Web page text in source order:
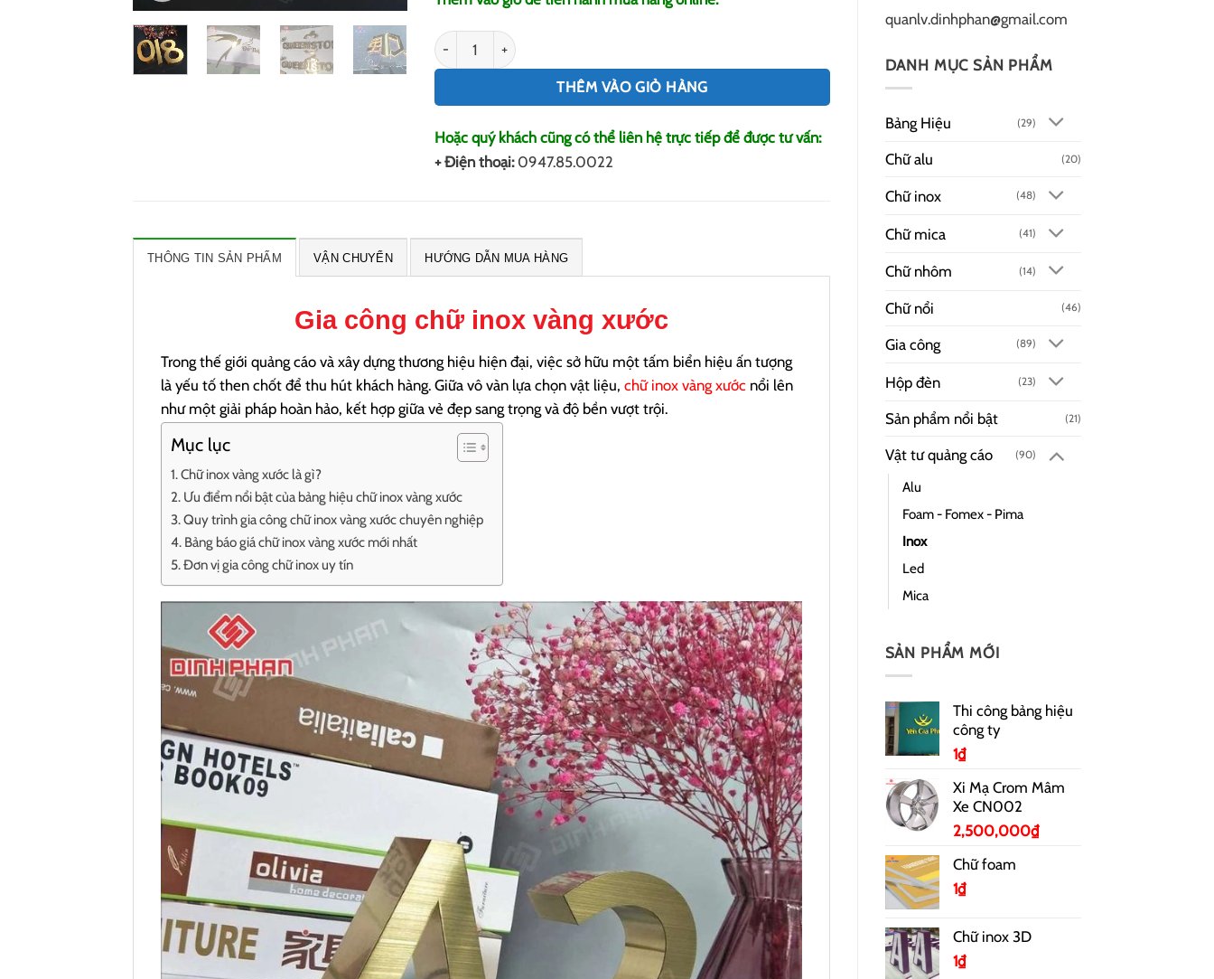
quanlv.dinhphan@gmail.com
DANH MỤC SẢN PHẨM
Bảng Hiệu (29)
Chữ alu (20)
Chữ inox (48)
Chữ mica (41)
Chữ nhôm (14)
Chữ nổi (46)
Gia công (89)
Hộp đèn (23)
Sản phẩm nổi bật (21)
Vật tư quảng cáo (90)
Alu
Foam - Fomex - Pima
Inox
Led
Mica
SẢN PHẨM MỚI
Thi công bảng hiệu
công ty
1₫
Xi Mạ Crom Mâm
Xe CN002
2,500,000₫
Chữ foam
1₫
Chữ inox 3D
1₫
Chữ inox vàng xước số lượng
THÊM VÀO GIỎ HÀNG
Hoặc quý khách cũng có thể liên hệ trực tiếp để được tư vấn:
+ Điện thoại: 0947.85.0022
THÔNG TIN SẢN PHẨM VẬN CHUYỂN HƯỚNG DẪN MUA HÀNG
Gia công chữ inox vàng xước
Trong thế giới quảng cáo và xây dựng thương hiệu hiện đại, việc sở hữu một tấm biển hiệu ấn tượng
là yếu tố then chốt để thu hút khách hàng. Giữa vô vàn lựa chọn vật liệu, chữ inox vàng xước nổi lên
như một giải pháp hoàn hảo, kết hợp giữa vẻ đẹp sang trọng và độ bền vượt trội.
Mục lục
Chữ inox vàng xước là gì?
Ưu điểm nổi bật của bảng hiệu chữ inox vàng xước
Quy trình gia công chữ inox vàng xước chuyên nghiệp
Bảng báo giá chữ inox vàng xước mới nhất
Đơn vị gia công chữ inox uy tín